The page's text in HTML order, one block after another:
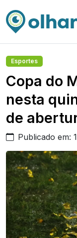
Esportes
Copa do
nesta
de
Publicado em: